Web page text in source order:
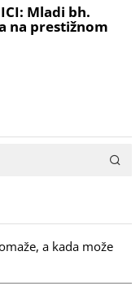
Mladi bh.
na prestižnom
a kada može